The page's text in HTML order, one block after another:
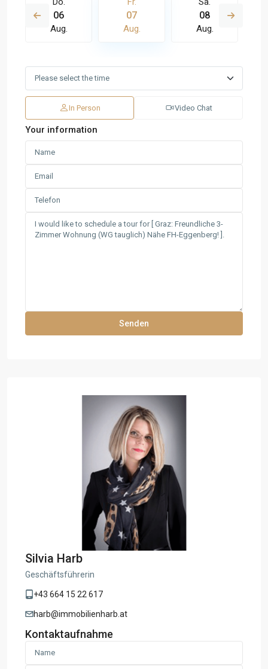
06
Aug.
07
Aug.
08
Aug.
In Person Video Chat
Your information
Silvia Harb
Geschäftsführerin
+43 664 15 22 617
harb@immobilienharb.at
Kontaktaufnahme